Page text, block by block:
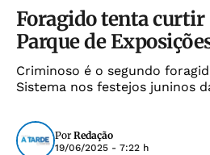
Foragido tenta curtir
Parque de
Criminoso é o segundo
Sistema nos festejos juninos
Por Redação
19/06/2025 - 7:22 h